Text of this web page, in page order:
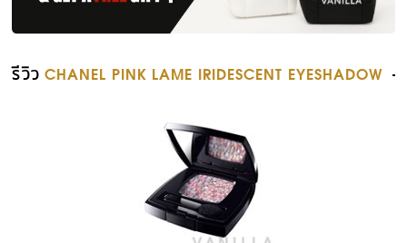
รีวิว CHANEL PINK LAME IRIDESCENT EYESHADOW